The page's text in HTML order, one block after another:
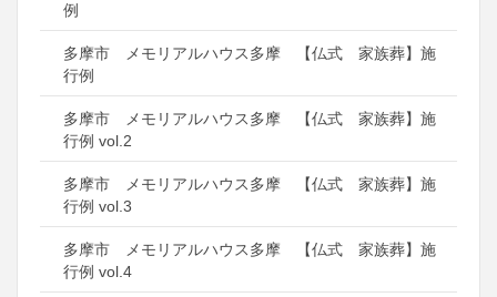
例
多摩市 メモリアルハウス多摩 【仏式 家族葬】施
行例
多摩市 メモリアルハウス多摩 【仏式 家族葬】施
行例 vol.2
多摩市 メモリアルハウス多摩 【仏式 家族葬】施
行例 vol.3
多摩市 メモリアルハウス多摩 【仏式 家族葬】施
行例 vol.4